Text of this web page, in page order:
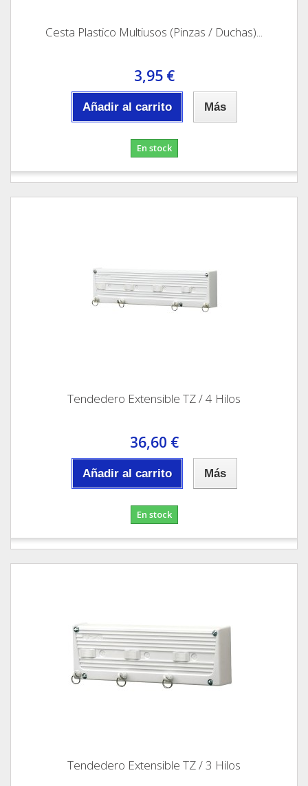
Cesta Plastico Multiusos (Pinzas / Duchas)...
3,95 €
Añadir al carrito Más
En stock
Tendedero Extensible TZ / 4 Hilos
36,60 €
Añadir al carrito Más
En stock
Tendedero Extensible TZ / 3 Hilos